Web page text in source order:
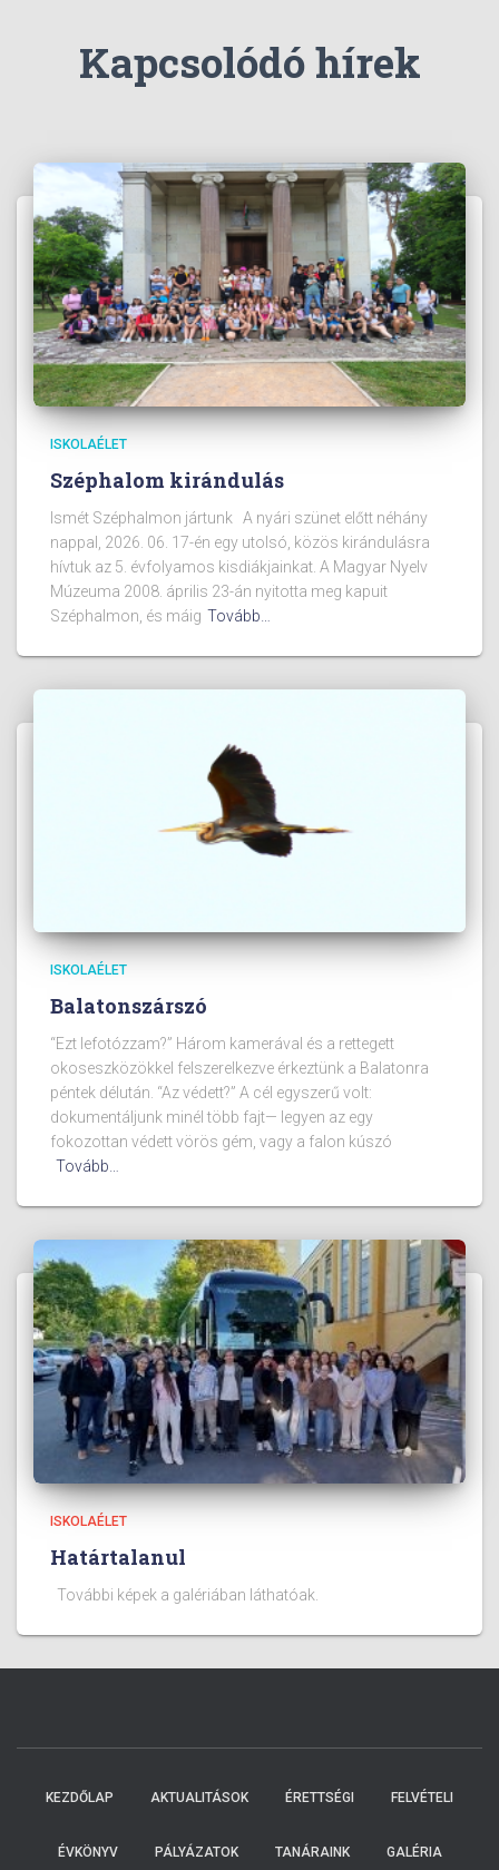
Kapcsolódó hírek
ISKOLAÉLET
Széphalom kirándulás
Ismét Széphalmon jártunk A nyári szünet előtt néhány
nappal, 2026. 06. 17-én egy utolsó, közös kirándulásra
hívtuk az 5. évfolyamos kisdiákjainkat. A Magyar Nyelv
Múzeuma 2008. április 23-án nyitotta meg kapuit
Széphalmon, és máig Tovább…
ISKOLAÉLET
Balatonszárszó
“Ezt lefotózzam?” Három kamerával és a rettegett
okoseszközökkel felszerelkezve érkeztünk a Balatonra
péntek délután. “Az védett?” A cél egyszerű volt:
dokumentáljunk minél több fajt— legyen az egy
fokozottan védett vörös gém, vagy a falon kúszó
Tovább…
ISKOLAÉLET
Határtalanul
További képek a galériában láthatóak.
KEZDŐLAP AKTUALITÁSOK ÉRETTSÉGI FELVÉTELI
ÉVKÖNYV PÁLYÁZATOK TANÁRAINK GALÉRIA